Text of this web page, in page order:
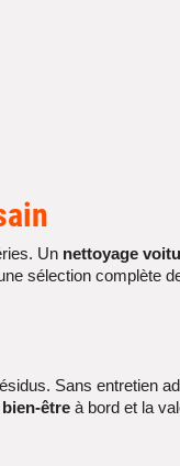
Un nettoyage
sélection complète
Sans entretien
bien-être à bord et la